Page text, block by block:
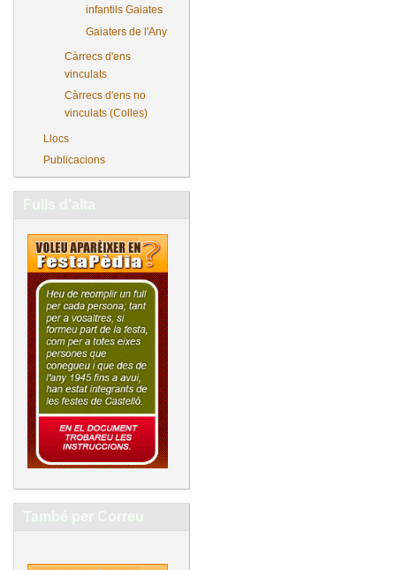
infantils Gaiates
Gaiaters de l'Any
Càrrecs d'ens
vinculats
Càrrecs d'ens no
vinculats (Colles)
Llocs
Publicacions
Fulls d'alta
També per Correu